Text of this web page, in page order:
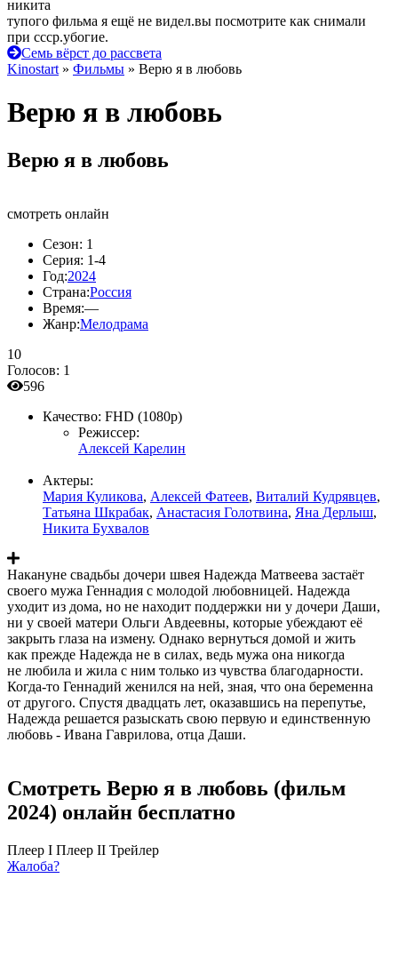
никита
тупого фильма я ещё не видел.вы посмотрите как снимали
при ссср.убогие.
Семь вёрст до рассвета
Kinostart » Фильмы » Верю я в любовь
Верю я в любовь
Верю я в любовь
смотреть онлайн
Сезон: 1
Серия: 1-4
Год:2024
Страна:Россия
Время:—
Жанр:Мелодрама
10
Голосов: 1
596
Качество: FHD (1080p)
Режиссер:
Алексей Карелин
Актеры:
Мария Куликова, Алексей Фатеев, Виталий Кудрявцев,
Татьяна Шкрабак, Анастасия Голотвина, Яна Дерлыш,
Никита Бухвалов
Накануне свадьбы дочери швея Надежда Матвеева застаёт
своего мужа Геннадия с молодой любовницей. Надежда
уходит из дома, но не находит поддержки ни у дочери Даши,
ни у своей матери Ольги Авдеевны, которые убеждают её
закрыть глаза на измену. Однако вернуться домой и жить
как прежде Надежда не в силах, ведь мужа она никогда
не любила и жила с ним только из чувства благодарности.
Когда-то Геннадий женился на ней, зная, что она беременна
от другого. Спустя двадцать лет, оказавшись на перепутье,
Надежда решается разыскать свою первую и единственную
любовь - Ивана Гаврилова, отца Даши.
Смотреть Верю я в любовь (фильм
2024) онлайн бесплатно
Плеер I Плеер II Трейлер
Жалоба?